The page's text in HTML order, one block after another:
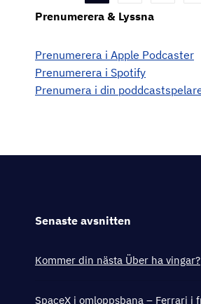
för
Prenumerera & Lyssna
Prenumerera i Apple Podcaster
Prenumerera i Spotify
Prenumera i din
Senaste avsnitten
Kommer din nästa Über ha vingar?
SpaceX i omloppsbana – Ferrari i